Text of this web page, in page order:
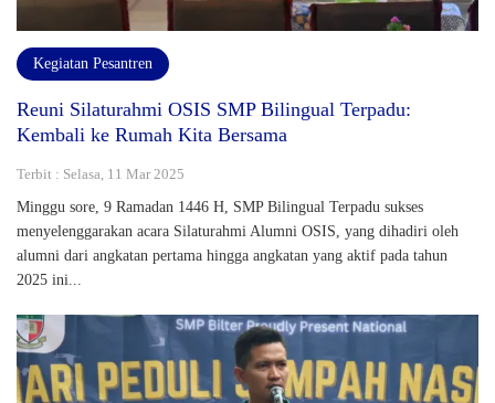
Kegiatan Pesantren
Reuni Silaturahmi OSIS SMP Bilingual Terpadu:
Kembali ke Rumah Kita Bersama
Terbit : Selasa, 11 Mar 2025
Minggu sore, 9 Ramadan 1446 H, SMP Bilingual Terpadu sukses
menyelenggarakan acara Silaturahmi Alumni OSIS, yang dihadiri oleh
alumni dari angkatan pertama hingga angkatan yang aktif pada tahun
2025 ini...